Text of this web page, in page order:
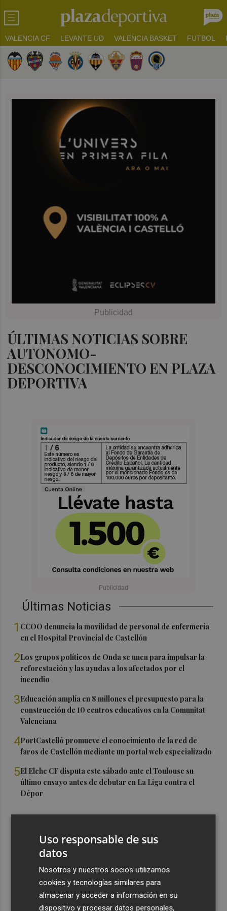
VALENCIA CF LEVANTE UD VALENCIA BASKET FUTBOL
ÚLTIMAS NOTICIAS SOBRE
AUTONOMO-
DESCONOCIMIENTO EN PLAZA
DEPORTIVA
Últimas Noticias
1 CCOO denuncia la movilidad de personal de enfermería
en el Hospital Provincial de Castellón
2Los grupos políticos de Onda se unen para impulsar la
reforestación y las ayudas a los afectados por el
incendio
3Educación amplía en 8 millones el presupuesto para la
construcción de 10 centros educativos en la Comunitat
Valenciana
4PortCastelló promueve el conocimiento de la red de
faros de Castellón mediante un portal web especializado
5El Elche CF disputa este sábado ante el Toulouse su
último ensayo antes de debutar en La Liga contra el
Dépor
Uso responsable de sus
datos
Nosotros y nuestros socios utilizamos
cookies y tecnologías similares para
almacenar y acceder a información en su
dispositivo y procesar datos personales,